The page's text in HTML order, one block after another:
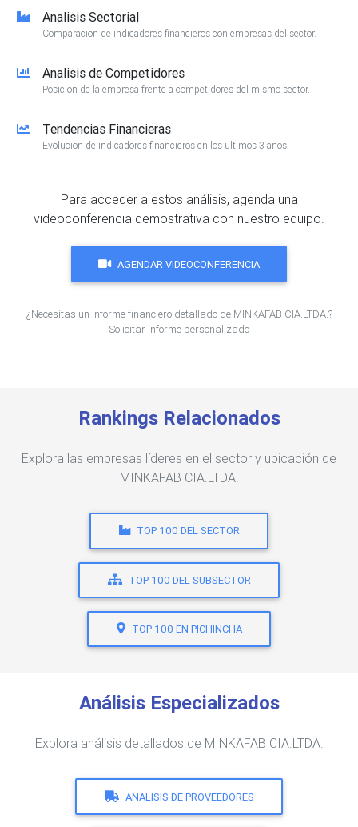
Analisis Sectorial
Comparacion de indicadores financieros con empresas del sector.
Analisis de Competidores
Posicion de la empresa frente a competidores del mismo sector.
Tendencias Financieras
Evolucion de indicadores financieros en los ultimos 3 anos.
Para acceder a estos análisis, agenda una
videoconferencia demostrativa con nuestro equipo.
AGENDAR VIDEOCONFERENCIA
¿Necesitas un informe financiero detallado de MINKAFAB CIA.LTDA.?
Solicitar informe personalizado
Rankings Relacionados
Explora las empresas líderes en el sector y ubicación de
MINKAFAB CIA.LTDA.
TOP 100 DEL SECTOR
TOP 100 DEL SUBSECTOR
TOP 100 EN PICHINCHA
Análisis Especializados
Explora análisis detallados de MINKAFAB CIA.LTDA.
ANALISIS DE PROVEEDORES